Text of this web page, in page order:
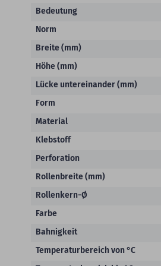
Bedeutung
Norm
Breite (mm)
Höhe (mm)
Lücke untereinander (mm)
Form
Material
Klebstoff
Perforation
Rollenbreite (mm)
Rollenkern-Ø
Farbe
Bahnigkeit
Temperaturbereich von °C